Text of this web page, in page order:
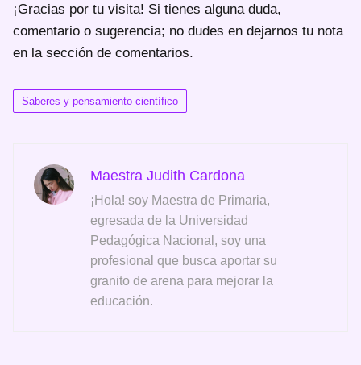
¡Gracias por tu visita! Si tienes alguna duda,
comentario o sugerencia; no dudes en dejarnos tu nota
en la sección de comentarios.
Saberes y pensamiento científico
Maestra Judith Cardona
¡Hola! soy Maestra de Primaria,
egresada de la Universidad
Pedagógica Nacional, soy una
profesional que busca aportar su
granito de arena para mejorar la
educación.